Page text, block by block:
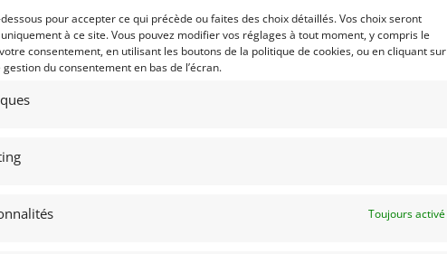
pour accepter ce qui précède ou faites des choix détaillés. Vos choix seront
à ce site. Vous pouvez modifier vos réglages à tout moment, y compris le
consentement, en utilisant les boutons de la politique de cookies, ou en cliquant sur
gestion du consentement en bas de l’écran.
Toujours activé
par : Mike VAN THIEL